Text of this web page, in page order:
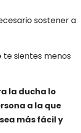
sostener a
sientes menos
la ducha lo
a la que
más fácil y